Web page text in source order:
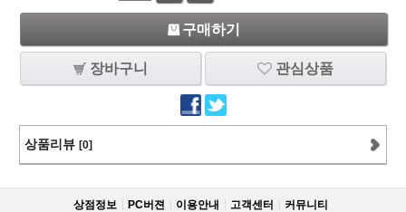
구매하기
장바구니 관심상품
상품리뷰 [0]
상점정보 PC버젼 이용안내 고객센터 커뮤니티